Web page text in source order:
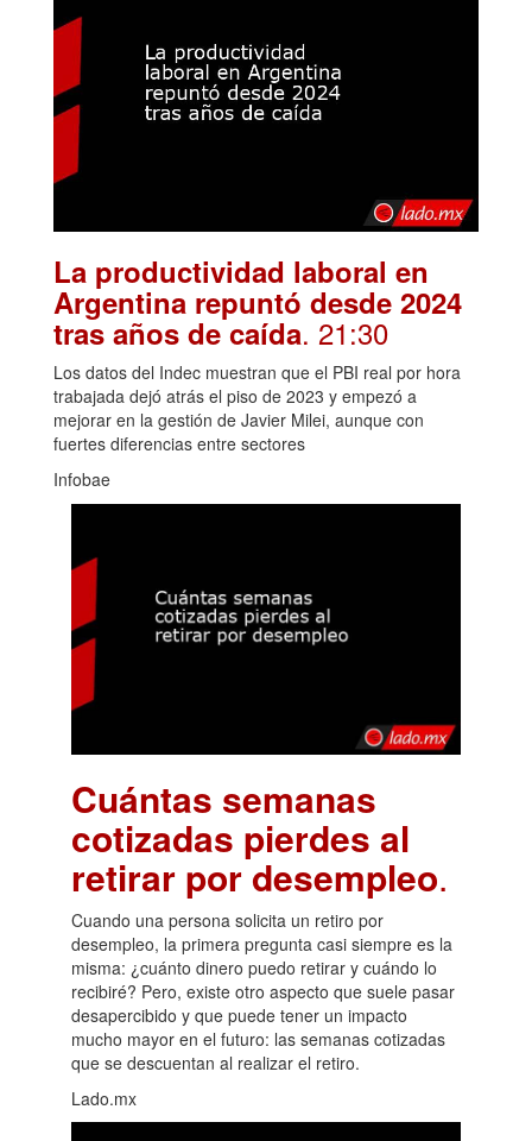
La productividad laboral en
Argentina repuntó desde 2024
tras años de caída. 21:30
Los datos del Indec muestran que el PBI real por hora
trabajada dejó atrás el piso de 2023 y empezó a
mejorar en la gestión de Javier Milei, aunque con
fuertes diferencias entre sectores
Infobae
Cuántas semanas
cotizadas pierdes al
retirar por desempleo.
Cuando una persona solicita un retiro por
desempleo, la primera pregunta casi siempre es la
misma: ¿cuánto dinero puedo retirar y cuándo lo
recibiré? Pero, existe otro aspecto que suele pasar
desapercibido y que puede tener un impacto
mucho mayor en el futuro: las semanas cotizadas
que se descuentan al realizar el retiro.
Lado.mx